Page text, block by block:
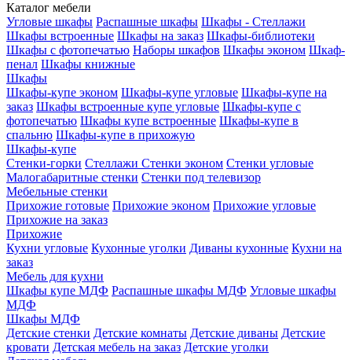
Каталог мебели
Угловые шкафы Распашные шкафы Шкафы - Стеллажи
Шкафы встроенные Шкафы на заказ Шкафы-библиотеки
Шкафы с фотопечатью Наборы шкафов Шкафы эконом Шкаф-
пенал Шкафы книжные
Шкафы
Шкафы-купе эконом Шкафы-купе угловые Шкафы-купе на
заказ Шкафы встроенные купе угловые Шкафы-купе с
фотопечатью Шкафы купе встроенные Шкафы-купе в
спальню Шкафы-купе в прихожую
Шкафы-купе
Стенки-горки Стеллажи Стенки эконом Стенки угловые
Малогабаритные стенки Стенки под телевизор
Мебельные стенки
Прихожие готовые Прихожие эконом Прихожие угловые
Прихожие на заказ
Прихожие
Кухни угловые Кухонные уголки Диваны кухонные Кухни на
заказ
Мебель для кухни
Шкафы купе МДФ Распашные шкафы МДФ Угловые шкафы
МДФ
Шкафы МДФ
Детские стенки Детские комнаты Детские диваны Детские
кровати Детская мебель на заказ Детские уголки